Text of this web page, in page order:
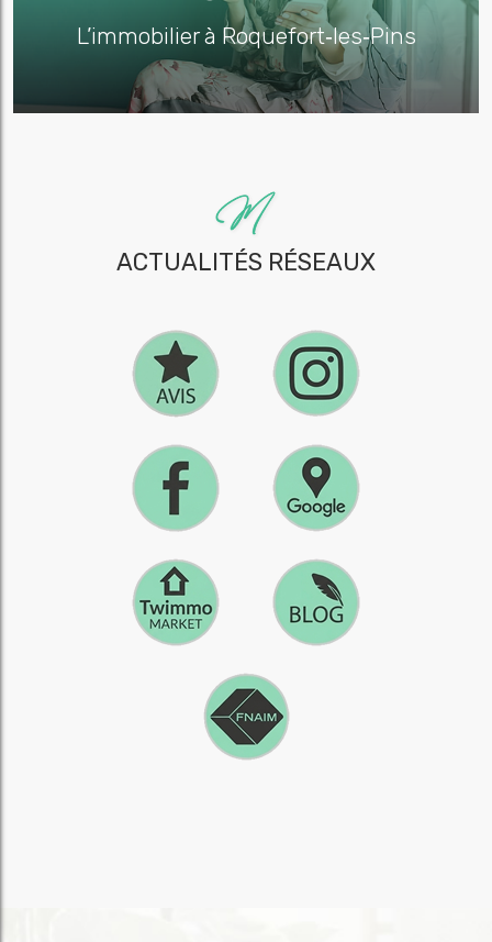
L’immobilier à Roquefort‑les‑Pins
ACTUALITÉS RÉSEAUX